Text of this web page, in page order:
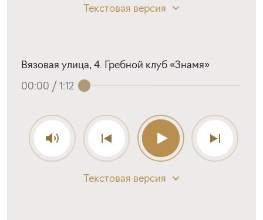
Текстовая версия
Вязовая улица, 4. Гребной клуб «Знамя»
00:00 / 1:12
Текстовая версия